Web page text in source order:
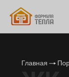
Главная